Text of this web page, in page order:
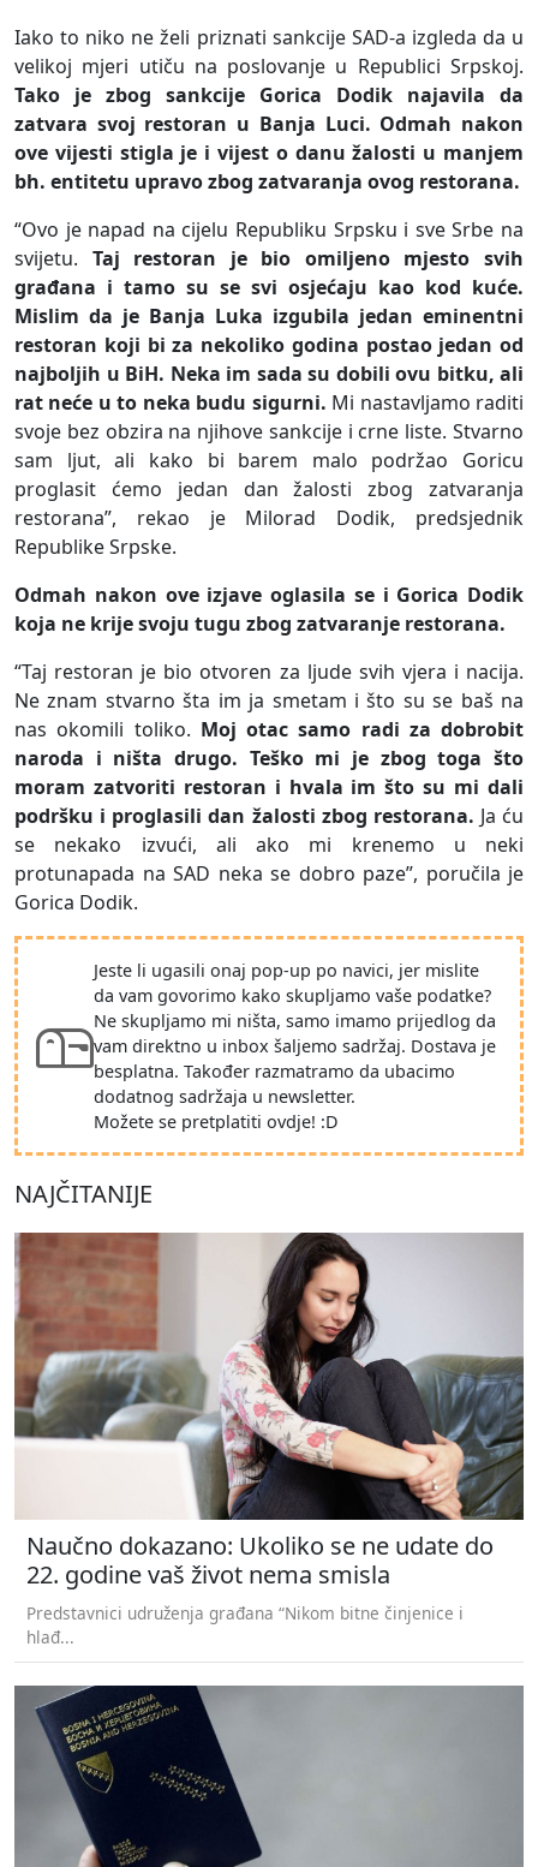
Iako to niko ne želi priznati sankcije SAD-a izgleda da u
velikoj mjeri utiču na poslovanje u Republici Srpskoj.
Tako je zbog sankcije Gorica Dodik najavila da
zatvara svoj restoran u Banja Luci. Odmah nakon
ove vijesti stigla je i vijest o danu žalosti u manjem
bh. entitetu upravo zbog zatvaranja ovog restorana.
“Ovo je napad na cijelu Republiku Srpsku i sve Srbe na
svijetu. Taj restoran je bio omiljeno mjesto svih
građana i tamo su se svi osjećaju kao kod kuće.
Mislim da je Banja Luka izgubila jedan eminentni
restoran koji bi za nekoliko godina postao jedan od
najboljih u BiH. Neka im sada su dobili ovu bitku, ali
rat neće u to neka budu sigurni. Mi nastavljamo raditi
svoje bez obzira na njihove sankcije i crne liste. Stvarno
sam ljut, ali kako bi barem malo podržao Goricu
proglasit ćemo jedan dan žalosti zbog zatvaranja
restorana”, rekao je Milorad Dodik, predsjednik
Republike Srpske.
Odmah nakon ove izjave oglasila se i Gorica Dodik
koja ne krije svoju tugu zbog zatvaranje restorana.
“Taj restoran je bio otvoren za ljude svih vjera i nacija.
Ne znam stvarno šta im ja smetam i što su se baš na
nas okomili toliko. Moj otac samo radi za dobrobit
naroda i ništa drugo. Teško mi je zbog toga što
moram zatvoriti restoran i hvala im što su mi dali
podršku i proglasili dan žalosti zbog restorana. Ja ću
se nekako izvući, ali ako mi krenemo u neki
protunapada na SAD neka se dobro paze”, poručila je
Gorica Dodik.
Jeste li ugasili onaj pop-up po navici, jer mislite
da vam govorimo kako skupljamo vaše podatke?
Ne skupljamo mi ništa, samo imamo prijedlog da
vam direktno u inbox šaljemo sadržaj. Dostava je
besplatna. Također razmatramo da ubacimo
dodatnog sadržaja u newsletter.
Možete se pretplatiti ovdje! :D
NAJČITANIJE
Naučno dokazano: Ukoliko se ne udate do
22. godine vaš život nema smisla
Predstavnici udruženja građana “Nikom bitne činjenice i
hlađ...